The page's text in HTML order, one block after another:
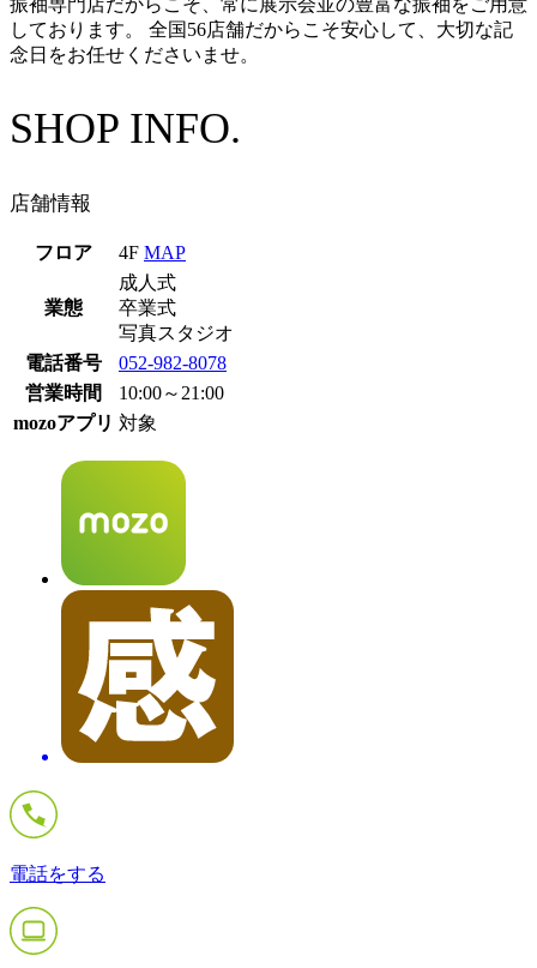
しております。 全国56店舗だからこそ安心して、大切な記
念日をお任せくださいませ。
SHOP INFO.
店舗情報
フロア 4F MAP
業態
成人式
卒業式
写真スタジオ
電話番号
052-982-8078
営業時間
10:00～21:00
mozoアプリ 対象
電話をする